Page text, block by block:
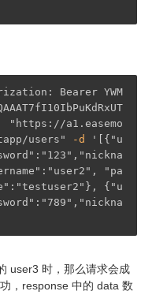
Bearer YWM
"https://a1.easemo
users"
-d
'[{"u
"pa
{"u
user3 时，那么请求会成
，response 中的 data 数